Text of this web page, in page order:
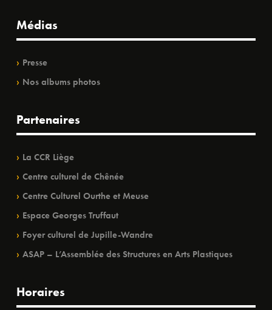
Médias
Presse
Nos albums photos
Partenaires
La CCR Liège
Centre culturel de Chênée
Centre Culturel Ourthe et Meuse
Espace Georges Truffaut
Foyer culturel de Jupille-Wandre
ASAP – L’Assemblée des Structures en Arts Plastiques
Horaires